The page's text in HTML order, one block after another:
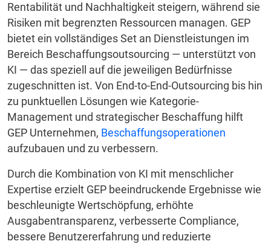
Rentabilität und Nachhaltigkeit steigern, während sie
Risiken mit begrenzten Ressourcen managen. GEP
bietet ein vollständiges Set an Dienstleistungen im
Bereich Beschaffungsoutsourcing — unterstützt von
KI — das speziell auf die jeweiligen Bedürfnisse
zugeschnitten ist. Von End-to-End-Outsourcing bis hin
zu punktuellen Lösungen wie Kategorie-
Management und strategischer Beschaffung hilft
GEP Unternehmen, Beschaffungsoperationen
aufzubauen und zu verbessern.
Durch die Kombination von KI mit menschlicher
Expertise erzielt GEP beeindruckende Ergebnisse wie
beschleunigte Wertschöpfung, erhöhte
Ausgabentransparenz, verbesserte Compliance,
bessere Benutzererfahrung und reduzierte